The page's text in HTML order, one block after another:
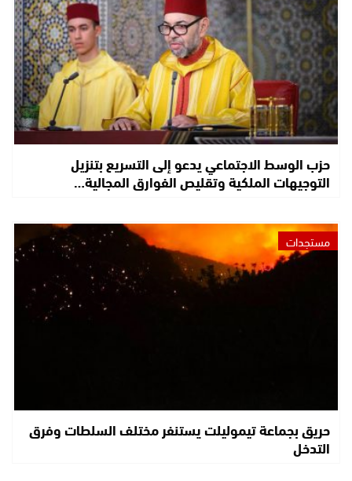
حزب الوسط الاجتماعي يدعو إلى التسريع بتنزيل
التوجيهات الملكية وتقليص الفوارق المجالية…
مستجدات
حريق بجماعة تيموليلت يستنفر مختلف السلطات وفرق
التدخل